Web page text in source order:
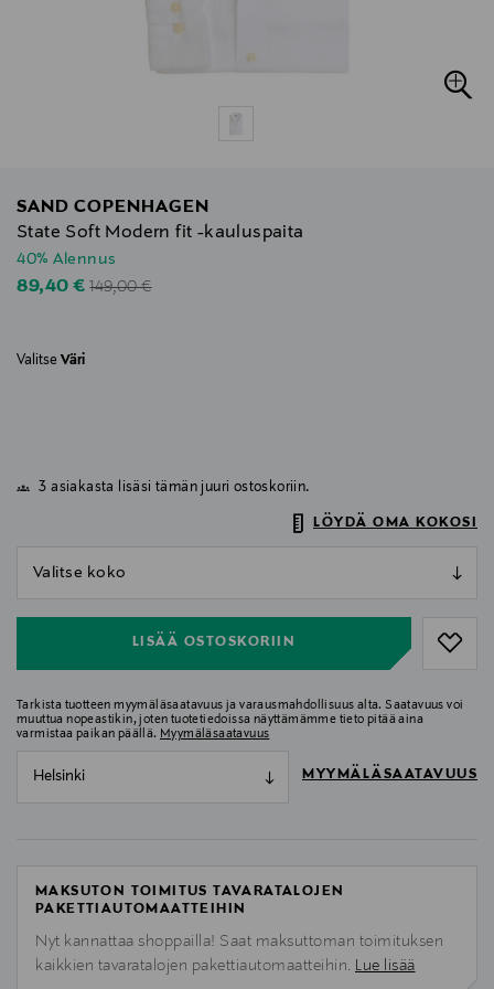
SAND COPENHAGEN
State Soft Modern fit -kauluspaita
40% Alennus
Discounted Price
89,40 €Original Price
149,00 €
Valitse Väri
3 asiakasta lisäsi tämän juuri ostoskoriin.
LÖYDÄ OMA KOKOSI
LISÄÄ OSTOSKORIIN
Tarkista tuotteen myymäläsaatavuus ja varausmahdollisuus alta. Saatavuus voi
muuttua nopeastikin, joten tuotetiedoissa näyttämämme tieto pitää aina
varmistaa paikan päällä. Myymäläsaatavuus
Helsinki MYYMÄLÄSAATAVUUS
MAKSUTON TOIMITUS TAVARATALOJEN
PAKETTIAUTOMAATTEIHIN
Nyt kannattaa shoppailla! Saat maksuttoman toimituksen
kaikkien tavaratalojen pakettiautomaatteihin. Lue lisää